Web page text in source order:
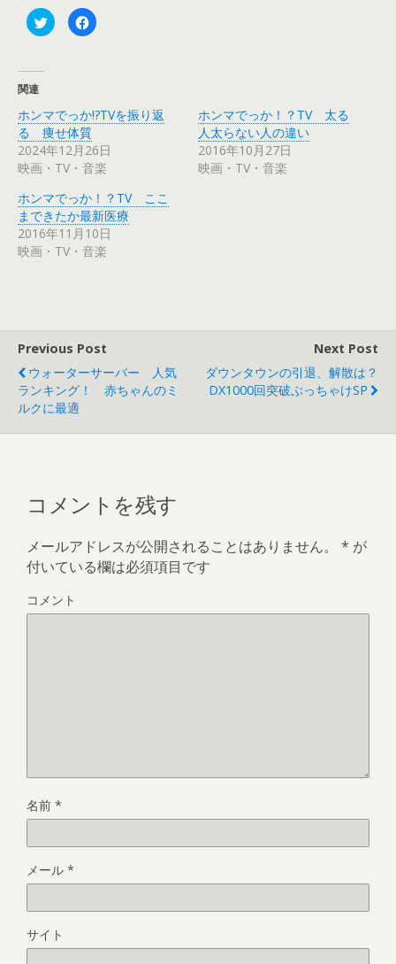
ク
リ
t
t
e
r
で
共
新
し
い
ウ
ィ
ン
F
a
共
有
す
る
に
は
ク
ッ
ク
し
て
く
だ
ン
ウ
で
)
関連
ホンマでっか!?TVを振り返
る 痩せ体質
2024年12月26日
映画・TV・音楽
ホンマでっか！？TV 太る
人太らない人の違い
2016年10月27日
映画・TV・音楽
ホンマでっか！？TV ここ
まできたか最新医療
2016年11月10日
映画・TV・音楽
Previous Post
ウォーターサーバー 人気
ランキング！ 赤ちゃんのミ
ルクに最適
Next Post
ダウンタウンの引退、解散は？
DX1000回突破ぶっちゃけSP
コメントを残す
メールアドレスが公開されることはありません。 * が
付いている欄は必須項目です
コメント
名前 *
メール *
サイト